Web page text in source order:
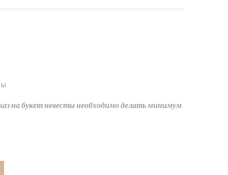
на букет невесты необходимо делать минимум